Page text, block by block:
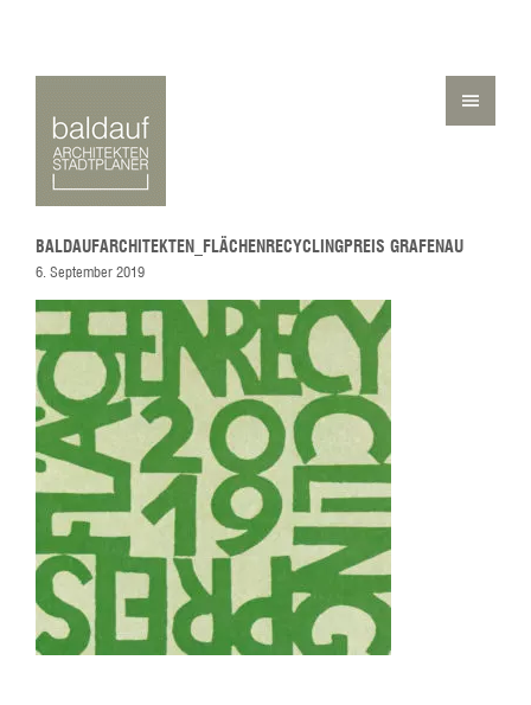
BALDAUFARCHITEKTEN_FLÄCHENRECYCLINGPREIS GRAFENAU
6. September 2019